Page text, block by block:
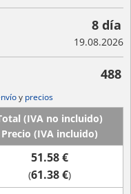
8 día
19.08.2026
488
y precios
(IVA no incluido)
Precio (IVA incluido)
51.58 €
(61.38 €)